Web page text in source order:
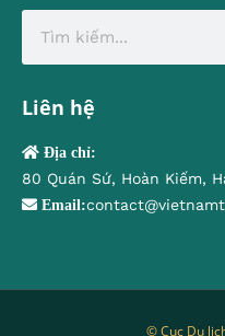
Liên hệ
Địa chỉ:
80 Quán Sứ, Hoàn Kiếm,
Email:
© Cục Du